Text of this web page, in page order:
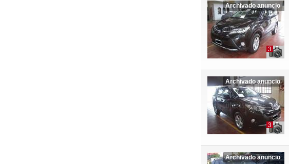
Archivado anuncio
3
Archivado anuncio
3
Archivado anuncio